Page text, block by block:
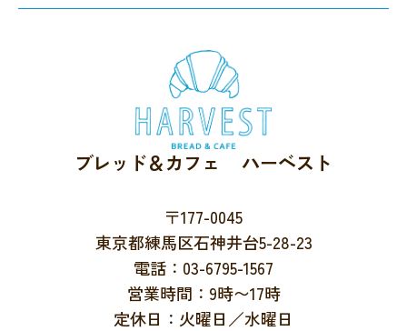
ブレッド＆カフェ ハーベスト
〒177-0045
東京都練馬区石神井台5-28-23
電話：03-6795-1567
営業時間：9時〜17時
定休日：火曜日／水曜日